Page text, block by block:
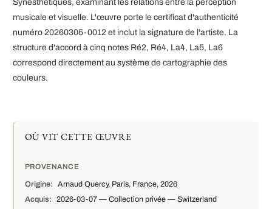
Synesthétiques, examinant les relations entre la perception
musicale et visuelle. L'œuvre porte le certificat d'authenticité
numéro 20260305-0012 et inclut la signature de l'artiste. La
structure d'accord à cinq notes Ré2, Ré4, La4, La5, La6
correspond directement au système de cartographie des
couleurs.
OÙ VIT CETTE ŒUVRE
PROVENANCE
Origine:
Arnaud Quercy, Paris, France, 2026
Acquis:
2026-03-07 — Collection privée — Switzerland